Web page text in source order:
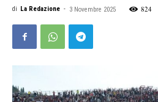
di La Redazione - 3 Novembre 2025 824